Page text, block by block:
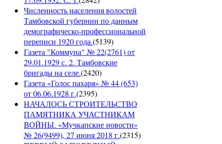
Численность населения волостей
Тамбовской губернии по данным
демографическо-профессиональной
переписи 1920 года.(5139)
Газета "Коммуна" № 22(2761) от
29.01.1929 с. 2. Тамбовские
бригады на селе.(2420)
Газета «Голос пахаря» № 44 (653)
от 06.06.1928 г.(2395)
НАЧАЛОСЬ СТРОИТЕЛЬСТВО
ПАМЯТНИКА УЧАСТНИКАМ
ВОЙНЫ. «Мучкапские новости»
№ 26(9499), 27 июня 2018 г.(2315)